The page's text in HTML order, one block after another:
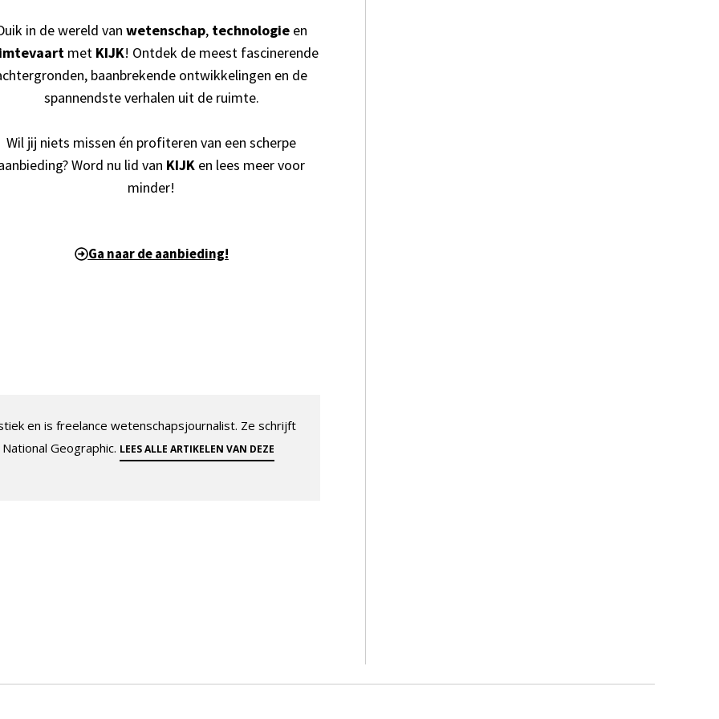
in de wereld van wetenschap, technologieen
met KIJK! Ontdek de meest fascinerende
baanbrekende ontwikkelingen en de
spannendste verhalen uit de ruimte.
Wil jij niets missen én profiteren van een scherpe
Word nu lid van KIJK en lees meer voor
minder!
Ga naar de aanbieding!
en is freelance wetenschapsjournalist. Ze schrijft
Geographic. LEES ALLE ARTIKELEN VAN DEZE